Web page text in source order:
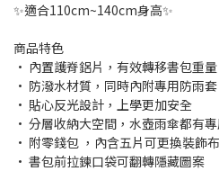
✨適合110cm~140cm身高✨
商品特色
• 內置護脊鋁片，有效轉移書包重量
• 防潑水材質，同時內附專用防雨套
• 貼心反光設計，上學更加安全
• 分層收納大空間，水壺雨傘都有
• 附零錢包 ，內含五片可更換裝飾
• 書包前拉鍊口袋可翻轉隱藏圖案